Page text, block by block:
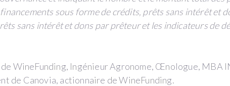
sous forme de crédits, prêts sans intérêt
sans intérêt et dons par prêteur et les indicateurs de
WineFunding, Ingénieur Agronome, Œnologue, MBA
de Canovia, actionnaire de WineFunding.